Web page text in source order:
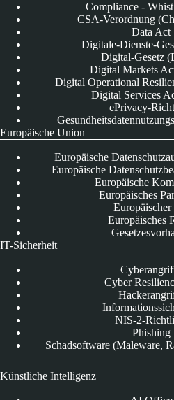
Compliance -
CSA-Verordnung
Data Act
Digitale-Dienste-
Digital-Gesetz
Digital Markets
Digital Operational
Digital Services
ePrivacy-
Europäische Union
Europäische
Europäische
Europäische
Europäisches
Europäischer
Europäisches
IT-Sicherheit
Cyber
NIS-2-
Phishing
Schadsoftware (Maleware,
Künstliche Intelligenz